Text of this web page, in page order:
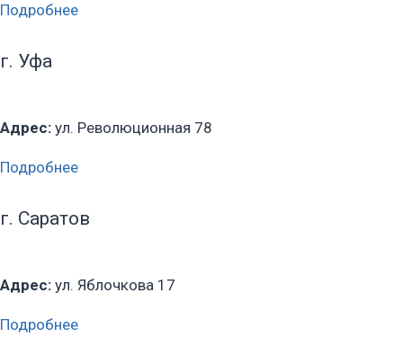
Подробнее
г. Уфа
Адрес: ул. Революционная 78
Подробнее
г. Саратов
Адрес: ул. Яблочкова 17
Подробнее